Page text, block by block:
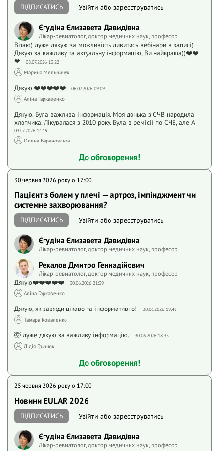
ПІДПИСАТИСЬ Увійти або зареєструватись
Єгудіна Єлизавета Давидівна
Лікар-ревматолог, доктор медичних наук, професор
Вітаю) дуже дякую за можливість дивитись вебінари в записі)
Дякую за важливу та актуальну інформацію, Ви найкраща))❤️❤️
❤
08.07.2026 13:22
Марина Мельничук
Дякую.❤️❤️❤️❤️❤️ 06.07.2026 09:09
Аліна Гаркавенко
Дякую. Була важлива інформація. Моя донька з СЧВ народила
хлопчика. Лікувалася з 2010 року. Була в ремісії по СЧВ, але А
03.07.2026 14:19
Олена Барановська
До обговорення!
30 червня 2026 року o 17:00
Пацієнт з болем у плечі — артроз, імпінджмент чи
системне захворювання?
ПІДПИСАТИСЬ Увійти або зареєструватись
Єгудіна Єлизавета Давидівна
Лікар-ревматолог, доктор медичних наук, професор
Рекалов Дмитро Геннадійович
Лікар-ревматолог, доктор медичних наук, професор
Дякую❤️❤️❤️❤️❤️ 30.06.2026 21:39
Аліна Гаркавенко
Дякую, як завжди цікаво та інформативно! 30.06.2026 19:41
Тамара Коваленко
🤯 дуже дякую за важливу інформацію. 30.06.2026 18:35
Лідія Гринюк
До обговорення!
25 червня 2026 року o 17:00
Новини EULAR 2026
ПІДПИСАТИСЬ Увійти або зареєструватись
Єгудіна Єлизавета Давидівна
Лікар-ревматолог, доктор медичних наук, професор